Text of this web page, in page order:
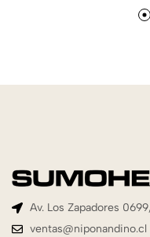
Av. Los Zapadores
ventas@niponandino.cl